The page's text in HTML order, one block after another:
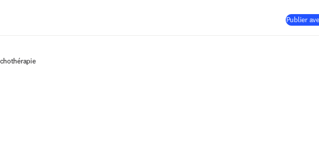
Publier